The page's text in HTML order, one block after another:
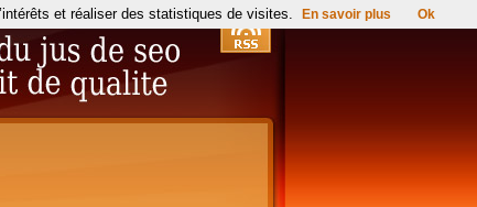
et réaliser des statistiques de visites. En savoir plus Ok